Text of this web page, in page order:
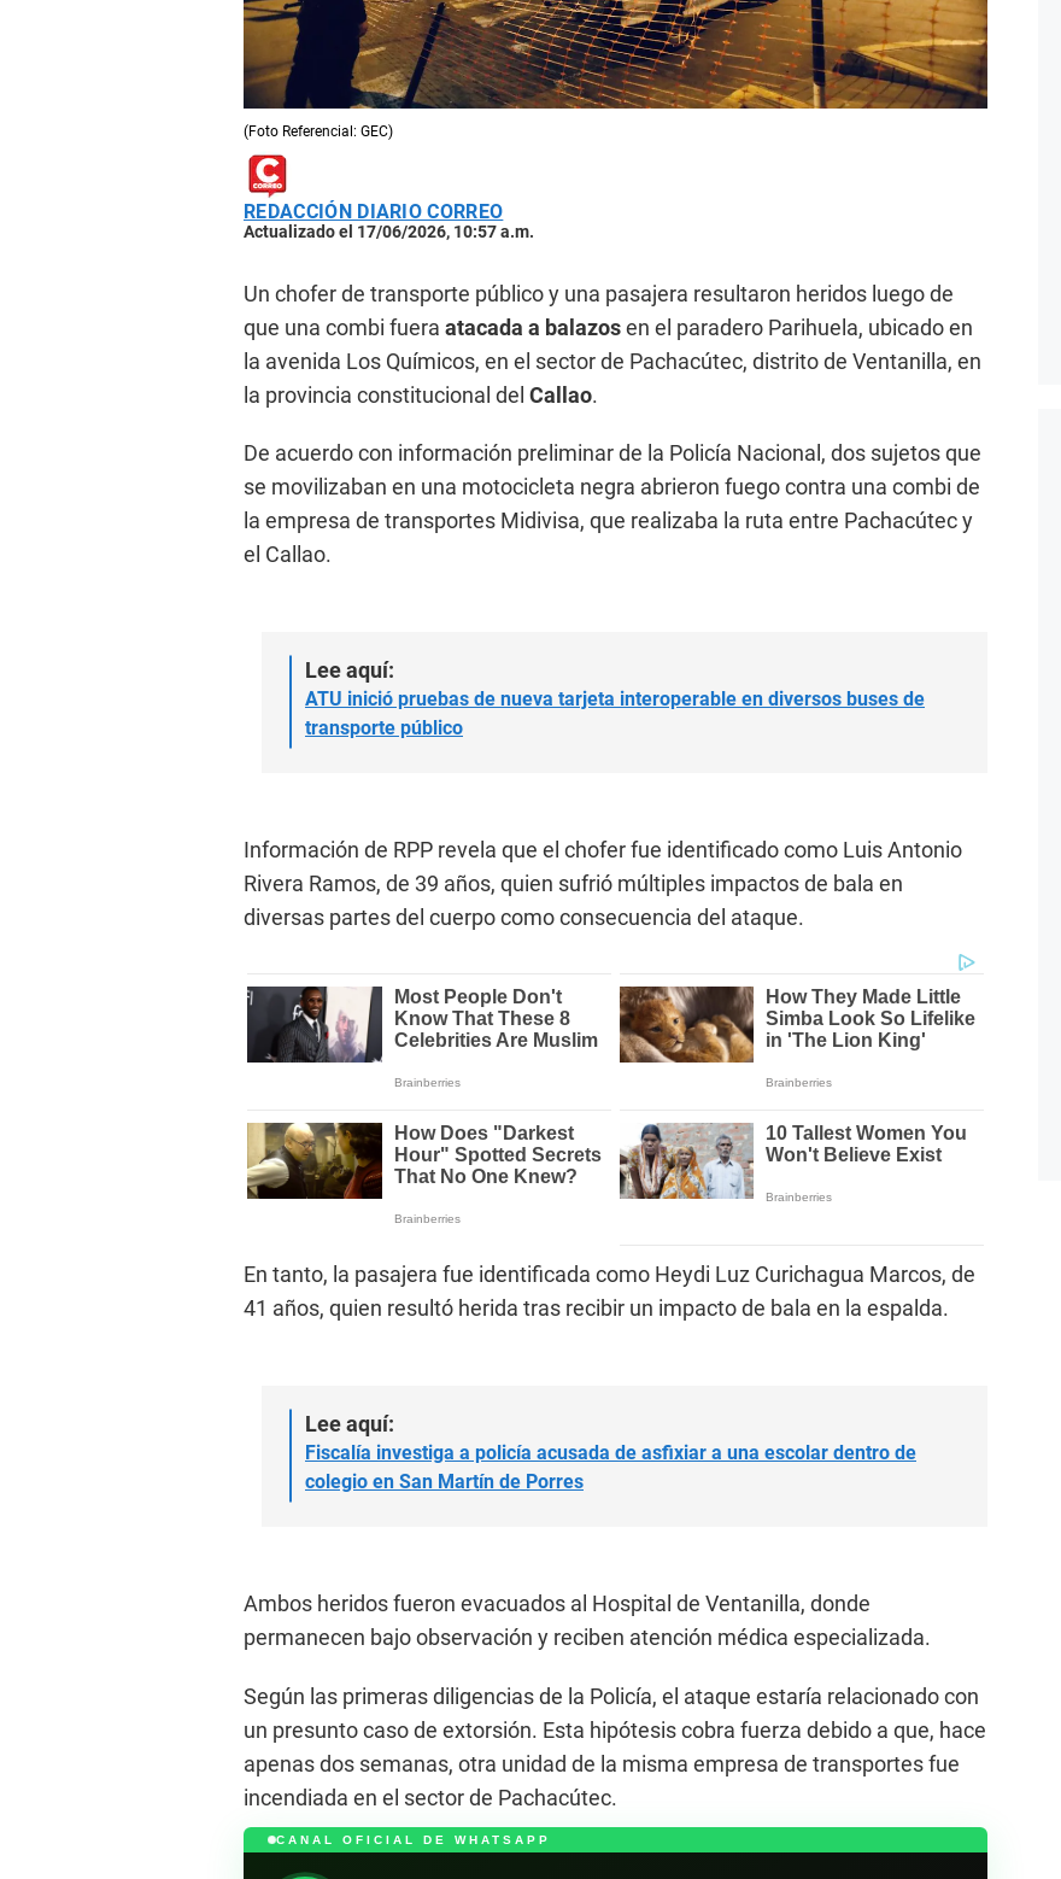
(Foto Referencial: GEC)
REDACCIÓN DIARIO CORREO
Actualizado el 17/06/2026, 10:57 a.m.
Un chofer de transporte público y una pasajera resultaron heridos luego de
que una combi fuera atacada a balazosen el paradero Parihuela, ubicado en
la avenida Los Químicos, en el sector de Pachacútec, distrito de Ventanilla, en
la provincia constitucional del Callao.
De acuerdo con información preliminar de la Policía Nacional, dos sujetos que
se movilizaban en una motocicleta negra abrieron fuego contra una combi de
la empresa de transportes Midivisa, que realizaba la ruta entre Pachacútec y
el Callao.
Lee aquí:
ATU inició pruebas de nueva tarjeta interoperable en diversos buses de
transporte público
Información de RPP revela que el chofer fue identificado como Luis Antonio
Rivera Ramos, de 39 años, quien sufrió múltiples impactos de bala en
diversas partes del cuerpo como consecuencia del ataque.
En tanto, la pasajera fue identificada como Heydi Luz Curichagua Marcos, de
41 años, quien resultó herida tras recibir un impacto de bala en la espalda.
Lee aquí:
Fiscalía investiga a policía acusada de asfixiar a una escolar dentro de
colegio en San Martín de Porres
Ambos heridos fueron evacuados al Hospital de Ventanilla, donde
permanecen bajo observación y reciben atención médica especializada.
Según las primeras diligencias de la Policía, el ataque estaría relacionado con
un presunto caso de extorsión. Esta hipótesis cobra fuerza debido a que, hace
apenas dos semanas, otra unidad de la misma empresa de transportes fue
incendiada en el sector de Pachacútec.
CANAL OFICIAL DE WHATSAPP